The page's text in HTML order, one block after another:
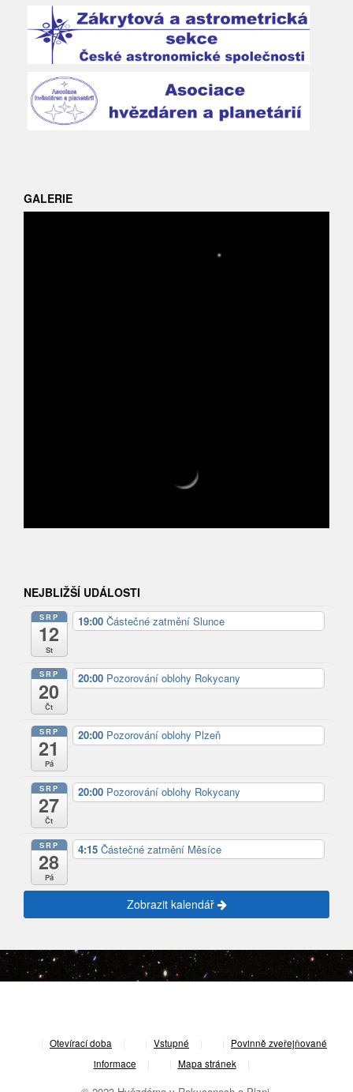
GALERIE
NEJBLIŽŠÍ UDÁLOSTI
SRP
12
St
19:00 Částečné zatmění Slunce
SRP
20
Čt
20:00 Pozorování oblohy Rokycany
SRP
21
Pá
20:00 Pozorování oblohy Plzeň
SRP
27
Čt
20:00 Pozorování oblohy Rokycany
SRP
28
Pá
4:15 Částečné zatmění Měsíce
Zobrazit kalendář
Otevírací doba Vstupné
Povinně zveřejňované
informace
Mapa stránek